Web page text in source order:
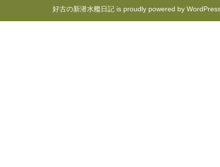
好古の新潜水艦日記 is proudly powered by